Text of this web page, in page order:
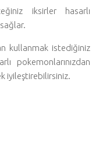
iksirler hasarlı
kullanmak istediğiniz
pokemonlarınızdan
iyileştirebilirsiniz.